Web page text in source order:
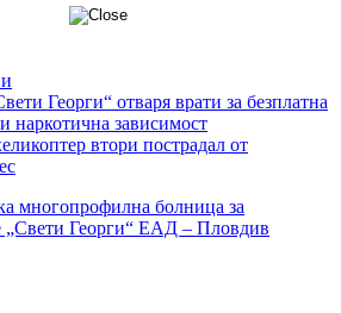
Георги“ отваря врати за безплатна
наркотична зависимост
втори пострадал от